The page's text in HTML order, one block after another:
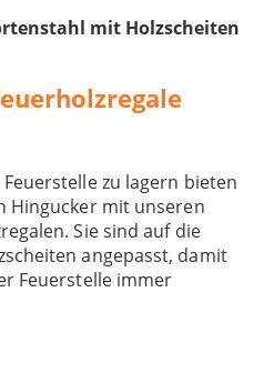
zu lagern bieten
Hingucker mit unseren
Sie sind auf die
angepasst, damit
Feuerstelle immer